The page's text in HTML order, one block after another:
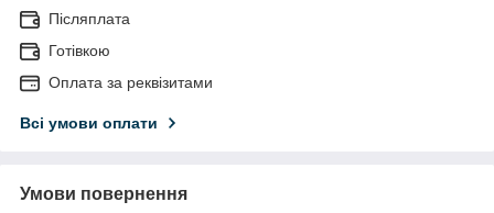
Післяплата
Готівкою
Оплата за реквізитами
Всі умови оплати
Умови повернення